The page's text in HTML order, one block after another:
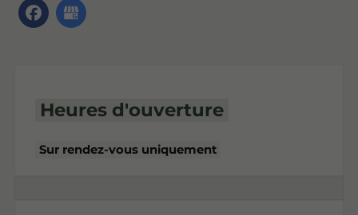
Heures d'ouverture
Sur rendez-vous uniquement